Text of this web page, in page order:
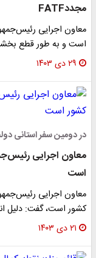
مجددFATF
است و به طور قطع
۲۹ دی ۱۴۰۳
در دومین سفر استانی
معاون اجرایی
است
معاون اجرایی
کشور است، گفت: دلیل
۲۱ دی ۱۴۰۳